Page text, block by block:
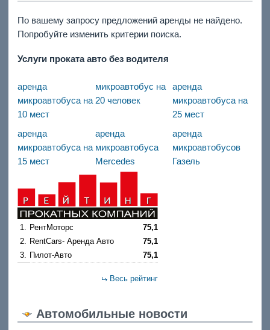
По вашему запросу предложений аренды не найдено.
Попробуйте изменить критерии поиска.
Услуги проката авто без водителя
аренда
микроавтобуса на
10 мест
микроавтобус на
20 человек
аренда
микроавтобуса на
25 мест
аренда
микроавтобуса на
15 мест
аренда
микроавтобуса
Mercedes
аренда
микроавтобусов
Газель
1. РентМоторс
75,1
2.
RentCars- Аренда Авто
75,1
3.
Пилот-Авто 75,1
Весь рейтинг
Автомобильные новости